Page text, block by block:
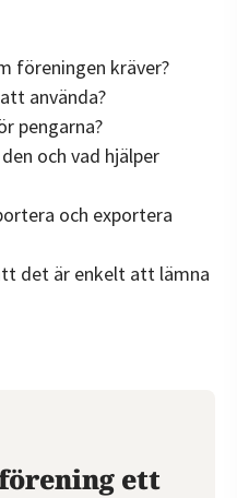
föreningen kräver?
använda?
pengarna?
och vad hjälper
och exportera
det är enkelt att lämna
ett